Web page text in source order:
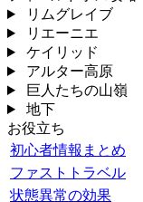
リムグレイブ
リエーニエ
ケイリッド
アルター高原
巨人たちの山嶺
地下
お役立ち
初心者情報まとめ
ファストトラベル
状態異常の効果